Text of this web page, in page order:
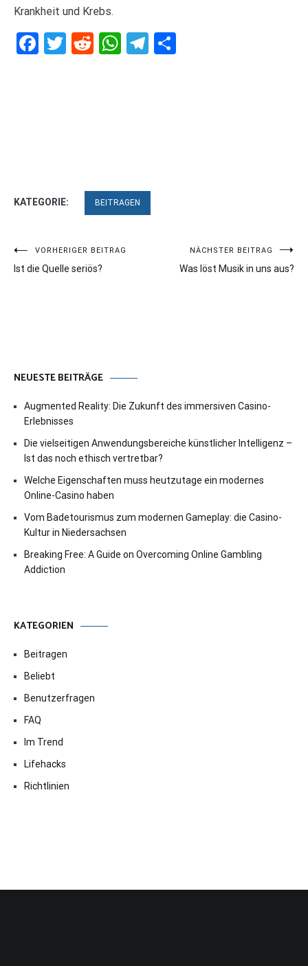
Krankheit und Krebs.
Facebook
Twitter
RedditWhatsApp
Telegram
KATEGORIE: BEITRAGEN
Beitragsnavigation
VORHERIGER BEITRAG
Ist die Quelle seriös?
NÄCHSTER BEITRAG
Was löst Musik in uns aus?
NEUESTE BEITRÄGE
Augmented Reality: Die Zukunft des immersiven Casino-
Erlebnisses
Die vielseitigen Anwendungsbereiche künstlicher Intelligenz –
Ist das noch ethisch vertretbar?
Welche Eigenschaften muss heutzutage ein modernes
Online-Casino haben
Vom Badetourismus zum modernen Gameplay: die Casino-
Kultur in Niedersachsen
Breaking Free: A Guide on Overcoming Online Gambling
Addiction
KATEGORIEN
Beitragen
Beliebt
Benutzerfragen
FAQ
Im Trend
Lifehacks
Richtlinien